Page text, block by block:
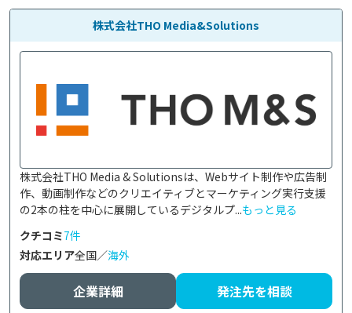
株式会社THO Media&Solutions
株式会社THO Media & Solutionsは、Webサイト制作や広告制
作、動画制作などのクリエイティブとマーケティング実行支援
の2本の柱を中心に展開しているデジタルプ...もっと見る
クチコミ7件
対応エリア全国／海外
企業詳細 発注先を相談